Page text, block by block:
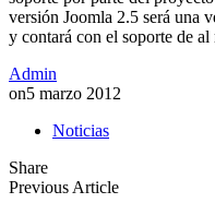
versión Joomla 2.5 será una
y contará con el soporte de al
Admin
on5 marzo 2012
Noticias
Share
Previous Article